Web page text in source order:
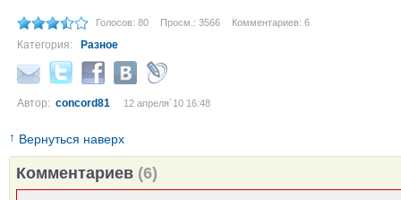
Голосов: 80 Просм.: 3566 Комментариев: 6
Категория: Разное
Автор: concord81 12 апреля´10 16:48
↑ Вернуться наверх
Комментариев (6)